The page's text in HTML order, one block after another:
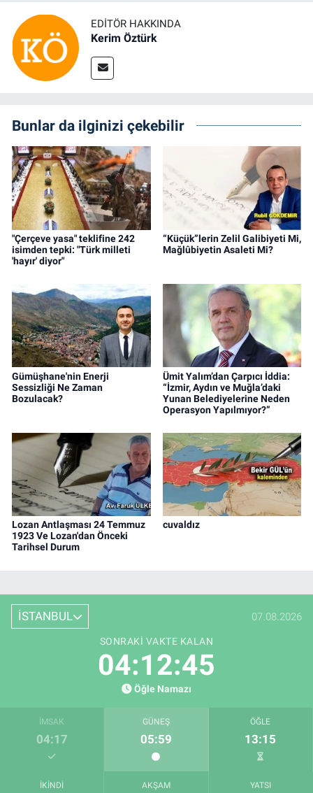
EDITÖR HAKKINDA
Kerim Öztürk
Bunlar da ilginizi çekebilir
"Çerçeve yasa" teklifine 242
isimden tepki: "Türk milleti
'hayır' diyor"
“Küçük”lerin Zelil Galibiyeti Mi,
Mağlûbiyetin Asaleti Mi?
Gümüşhane'nin Enerji
Sessizliği Ne Zaman
Bozulacak?
Ümit Yalım’dan Çarpıcı İddia:
“İzmir, Aydın ve Muğla’daki
Yunan Belediyelerine Neden
Operasyon Yapılmıyor?”
Lozan Antlaşması 24 Temmuz
1923 Ve Lozan'dan Önceki
Tarihsel Durum
cuvaldız
İSTANBUL 07.08.2026
SONRAKI VAKTE KALAN
04:12:44
Öğle Namazı
İMSAK
04:17
GÜNEŞ
05:59
ÖĞLE
13:15
İKINDI AKŞAM YATSI